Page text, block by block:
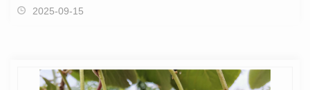
提到陕西绿心猕猴桃，人们往往会感叹其口感清新、多…
2025-09-15